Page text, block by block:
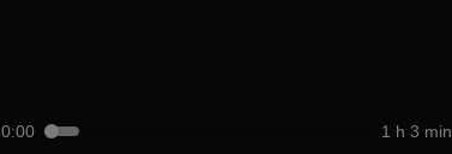
0:00 1 h 3 min